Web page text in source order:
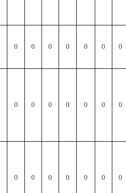
0 0 0 0 0 0 0
0 0 0 0 0 0 0
0 0 0 0 0 0 0